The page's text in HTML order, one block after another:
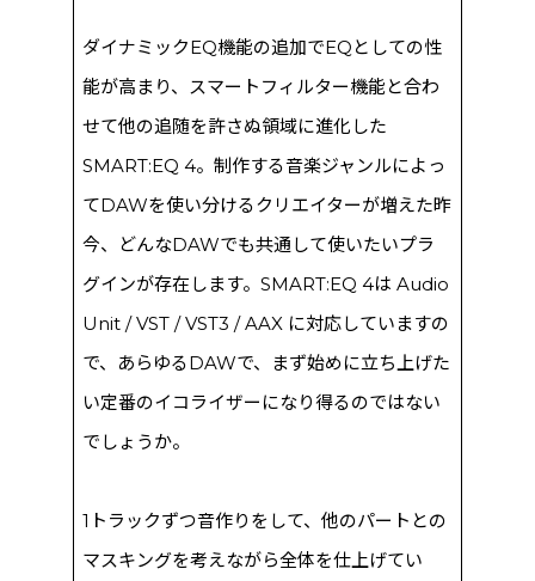
ダイナミックEQ機能の追加でEQとしての性
能が高まり、スマートフィルター機能と合わ
せて他の追随を許さぬ領域に進化した
SMART:EQ 4。制作する音楽ジャンルによっ
てDAWを使い分けるクリエイターが増えた昨
今、どんなDAWでも共通して使いたいプラ
グインが存在します。SMART:EQ 4は Audio
Unit / VST / VST3 / AAX に対応していますの
で、あらゆるDAWで、まず始めに立ち上げた
い定番のイコライザーになり得るのではない
でしょうか。
1トラックずつ音作りをして、他のパートとの
マスキングを考えながら全体を仕上げてい